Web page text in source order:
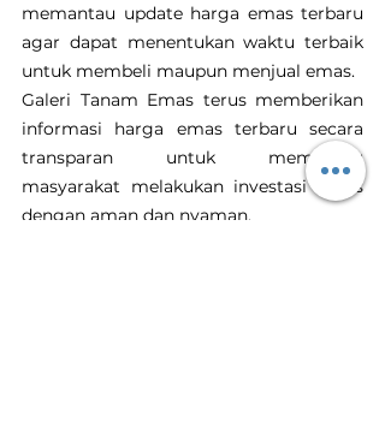
memantau update harga emas terbaru
agar dapat menentukan waktu terbaik
untuk membeli maupun menjual emas.
Galeri Tanam Emas terus memberikan
informasi harga emas terbaru secara
transparan untuk membantu
masyarakat melakukan investasi emas
dengan aman dan nyaman.